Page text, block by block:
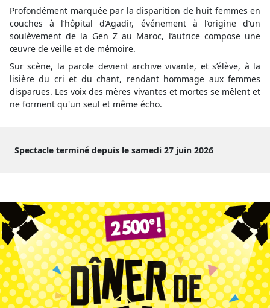
Profondément marquée par la disparition de huit femmes en
couches à l’hôpital d’Agadir, événement à l’origine d’un
soulèvement de la Gen Z au Maroc, l’autrice compose une
œuvre de veille et de mémoire.
Sur scène, la parole devient archive vivante, et s’élève, à la
lisière du cri et du chant, rendant hommage aux femmes
disparues. Les voix des mères vivantes et mortes se mêlent et
ne forment qu'un seul et même écho.
Spectacle terminé depuis le samedi 27 juin 2026